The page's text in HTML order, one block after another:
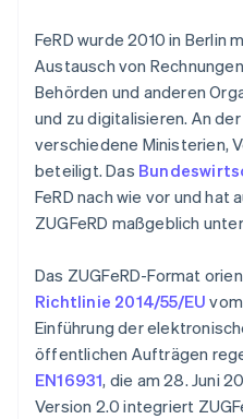
FeRD wurde 2010 in Berlin
Austausch von
Behörden und anderen
und zu digitalisieren. An
verschiedene Ministerien,
beteiligt. Das
FeRD nach wie vor und hat
ZUGFeRD maßgeblich
Das ZUGFeRD-Format
Richtlinie 2014/55/EU
Einführung der
öffentlichen Aufträgen
EN16931, die am 28. Juni
Version 2.0 integriert